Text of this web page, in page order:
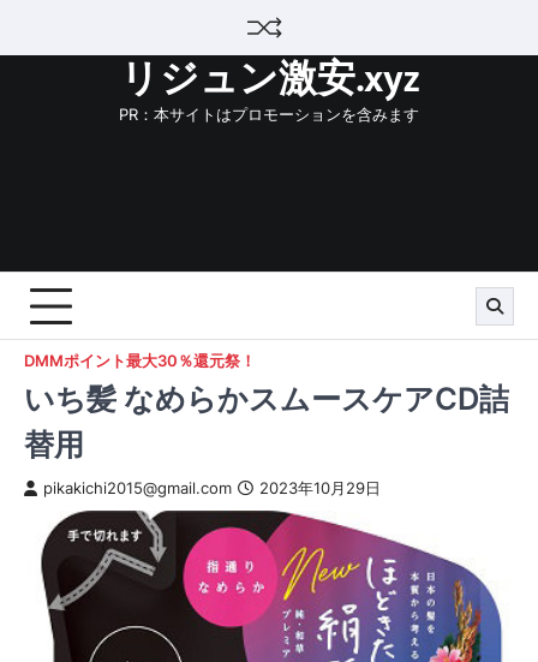
リジュン激安.xyz
PR：本サイトはプロモーションを含みます
DMMポイント最大30％還元祭！
いち髪 なめらかスムースケアCD詰
替用
pikakichi2015@gmail.com 2023年10月29日